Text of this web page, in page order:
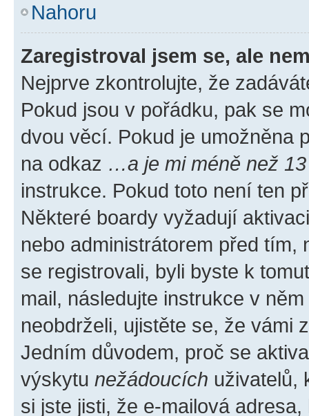
Nahoru
Zaregistroval jsem se, ale
Nejprve zkontrolujte, že
Pokud jsou v pořádku, pak se
dvou věcí. Pokud je umožněna
na odkaz …a je mi méně než
instrukce. Pokud toto není ten
Některé boardy vyžadují
nebo administrátorem před tím,
se registrovali, byli byste k
mail, následujte instrukce v
neobdrželi, ujistěte se, že vámi
Jedním důvodem, proč se
výskytu nežádoucích uživatelů,
si jste jisti, že e-mailová